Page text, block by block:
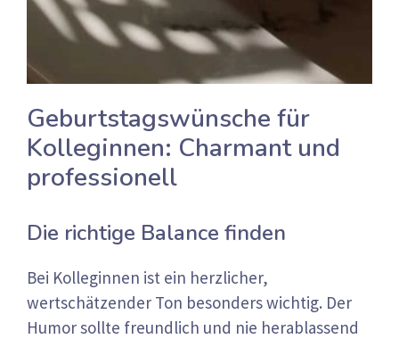
Geburtstagswünsche für
Kolleginnen: Charmant und
professionell
Die richtige Balance finden
Bei Kolleginnen ist ein herzlicher,
wertschätzender Ton besonders wichtig. Der
Humor sollte freundlich und nie herablassend